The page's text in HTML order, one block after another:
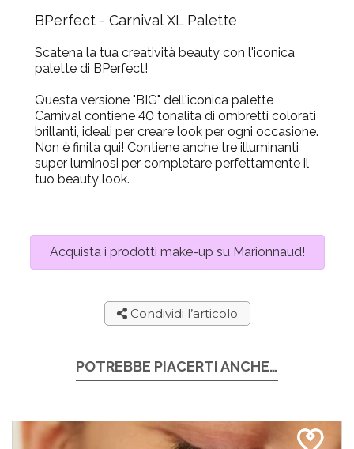
BPerfect - Carnival XL Palette
Scatena la tua creatività beauty con l'iconica
palette di BPerfect!
Questa versione "BIG" dell'iconica palette
Carnival contiene 40 tonalità di ombretti colorati
brillanti, ideali per creare look per ogni occasione.
Non è finita qui! Contiene anche tre illuminanti
super luminosi per completare perfettamente il
tuo beauty look.
Acquista i prodotti make-up su Marionnaud!
Condividi l’articolo
POTREBBE PIACERTI ANCHE…